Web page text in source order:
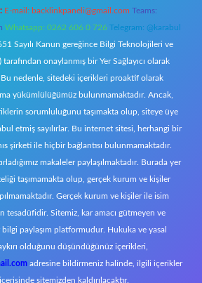
E-mail: backlinkpaneli@gmail.com Teams:
Whatsapp: 0262 606 0 726 Telegram: @karabul
Sayılı Kanun gereğince Bilgi Teknolojileri ve
onaylanmış bir Yer Sağlayıcı olarak
nedenle, sitedeki içerikleri proaktif olarak
yükümlülüğümüz bulunmamaktadır. Ancak,
sorumluluğunu taşımakta olup, siteye üye
etmiş sayılırlar. Bu internet sitesi, herhangi bir
şirketi ile hiçbir bağlantısı bulunmamaktadır.
makaleler paylaşılmaktadır. Burada yer
taşımamakta olup, gerçek kurum ve kişiler
Gerçek kurum ve kişiler ile isim
tesadüfidir. Sitemiz, kar amacı gütmeyen ve
paylaşım platformudur. Hukuka ve yasal
olduğunu düşündüğünüz içerikleri,
adresine bildirmeniz halinde, ilgili içerikler
sitemizden kaldırılacaktır.